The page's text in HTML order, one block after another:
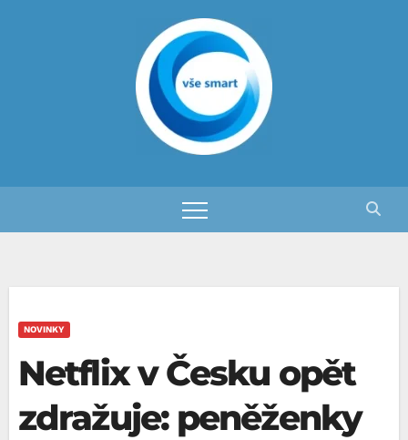
NOVINKY
Netflix v Česku opět
zdražuje: peněženky